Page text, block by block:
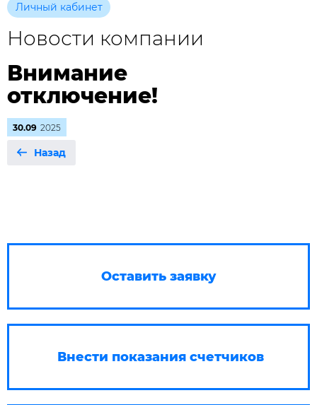
Личный кабинет
Новости компании
Внимание
отключение!
30.09 2025
Назад
Оставить заявку
Внести показания счетчиков